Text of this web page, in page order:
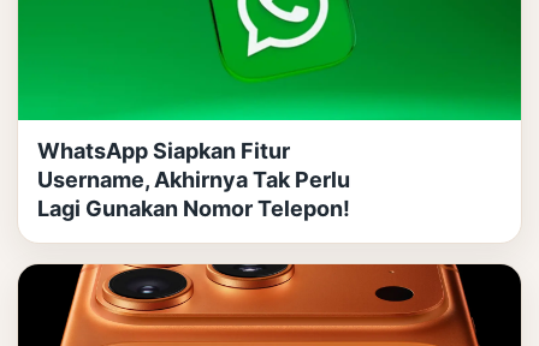
WhatsApp Siapkan Fitur
Username, Akhirnya Tak Perlu
Lagi Gunakan Nomor Telepon!